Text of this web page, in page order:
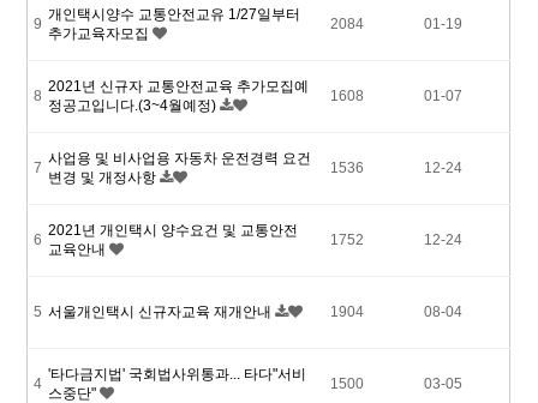
9
개인택시양수 교통안전교유 1/27일부터
추가교육자모집
2084 01-19
8
2021년 신규자 교통안전교육 추가모집예
정공고입니다.(3~4월예정)
1608 01-07
7
사업용 및 비사업용 자동차 운전경력 요건
변경 및 개정사항
1536 12-24
6
2021년 개인택시 양수요건 및 교통안전
교육안내
1752 12-24
5 서울개인택시 신규자교육 재개안내 1904 08-04
4
'타다금지법' 국회법사위통과... 타다"서비
스중단"
1500 03-05